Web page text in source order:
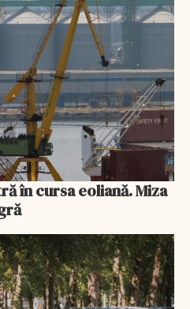
în cursa eoliană. Miza